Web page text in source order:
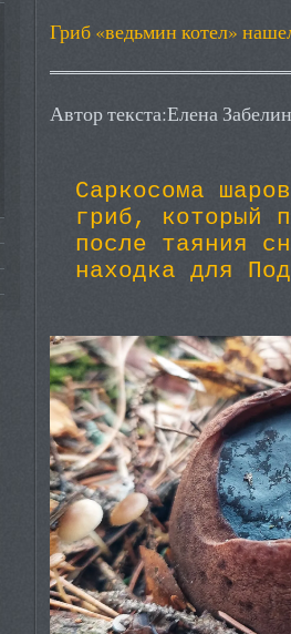
Гриб «ведьмин котел»
Автор текста:Елена
Саркосома
гриб, который
после таяния
находка для